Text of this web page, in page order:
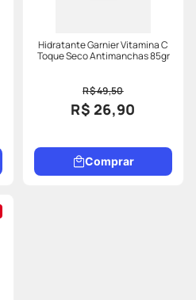
Hidratante Garnier Vitamina C
Toque Seco Antimanchas 85gr
R$ 49,50
R$ 26,90
Comprar